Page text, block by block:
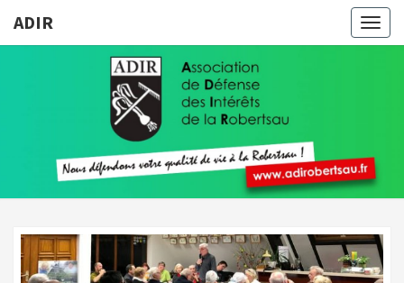
ADIR
ADIR
Votre
Qualité
De Vie À
Robertsau